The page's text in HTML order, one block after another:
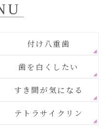
付け八重歯
歯を白くしたい
すき間が気になる
テトラサイクリン